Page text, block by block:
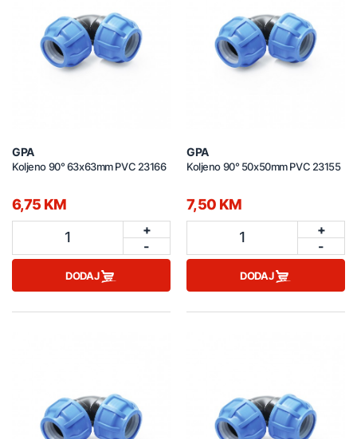
GPA
Koljeno 90° 63x63mm PVC 23166
6,75 KM
1
+
-
DODAJ
GPA
Koljeno 90° 50x50mm PVC 23155
7,50 KM
1
+
-
DODAJ